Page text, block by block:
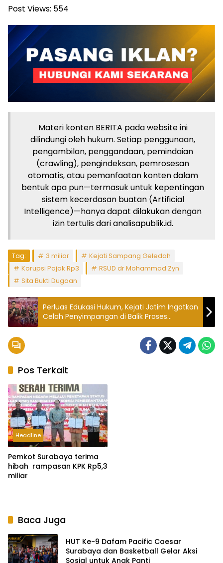
Post Views: 554
Materi konten BERITA pada website ini
dilindungi oleh hukum. Setiap penggunaan,
pengambilan, penggandaan, pemindaian
(crawling), pengindeksan, pemrosesan
otomatis, atau pemanfaatan konten dalam
bentuk apa pun—termasuk untuk kepentingan
sistem kecerdasan buatan (Artificial
Intelligence)—hanya dapat dilakukan dengan
izin tertulis dari analisapublik.id.
Tag: 3 miliar
Kejati Sampang Geledah
Korupsi Pajak Rp3
RSUD dr Mohammad Zyn
Sita Bukti Dugaan
Perluas Edukasi Hukum, Kejati Jatim Ingatkan
Celah Penyimpangan di Balik Proses
Penyaluran Kredit Perbankan
Pos Terkait
Headline
Pemkot Surabaya terima
hibah rampasan KPK Rp5,3
miliar
Baca Juga
HUT Ke-9 Dafam Pacific Caesar
Surabaya dan Basketball Gelar Aksi
Sosial untuk Anak Panti